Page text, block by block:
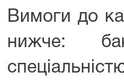
Вимоги до
нижче: